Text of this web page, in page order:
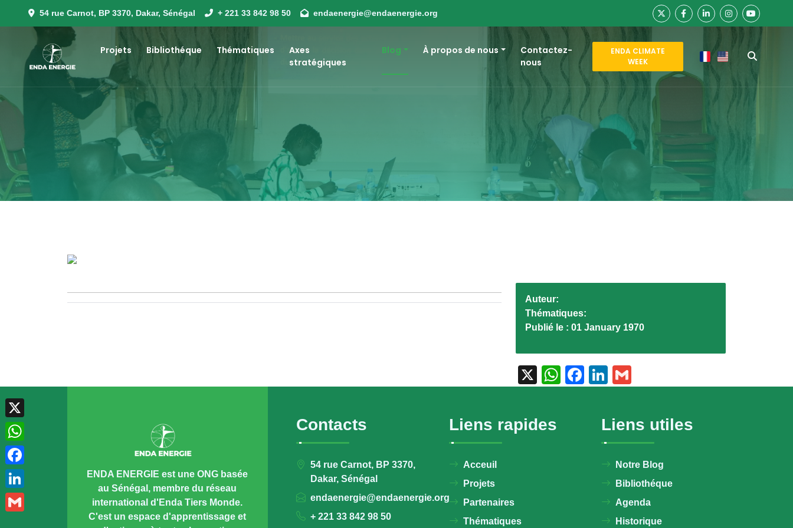
54 rue Carnot, BP 3370, Dakar, Sénégal + 221 33 842 98 50 endaenergie@endaenergie.org
Projets Bibliothéque Thématiques
Axes
stratégiques
Blog À propos de nous
Contactez-
nous
ENDA CLIMATE
WEEK
Auteur:
Thématiques:
Publié le : 01 January 1970
X WhatsAppFacebook
LinkedIn
ENDA ENERGIE est une ONG basée
au Sénégal, membre du réseau
international d'Enda Tiers Monde.
C'est un espace d'apprentissage et
Contacts
54 rue Carnot, BP 3370,
Dakar, Sénégal
endaenergie@endaenergie.org
+ 221 33 842 98 50
Liens rapides
Acceuil
Projets
Partenaires
Thématiques
Liens utiles
Notre Blog
Bibliothéque
Agenda
Historique